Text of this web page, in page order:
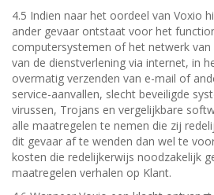
4.5 Indien naar het oordeel van Voxio
ander gevaar ontstaat voor het
computersystemen of het netwerk
van de dienstverlening via internet, in
overmatig verzenden van e-mail of
service-aanvallen, slecht beveiligde
virussen, Trojans en vergelijkbare
alle maatregelen te nemen die zij
dit gevaar af te wenden dan wel te
kosten die redelijkerwijs noodzakelijk
maatregelen verhalen op Klant.